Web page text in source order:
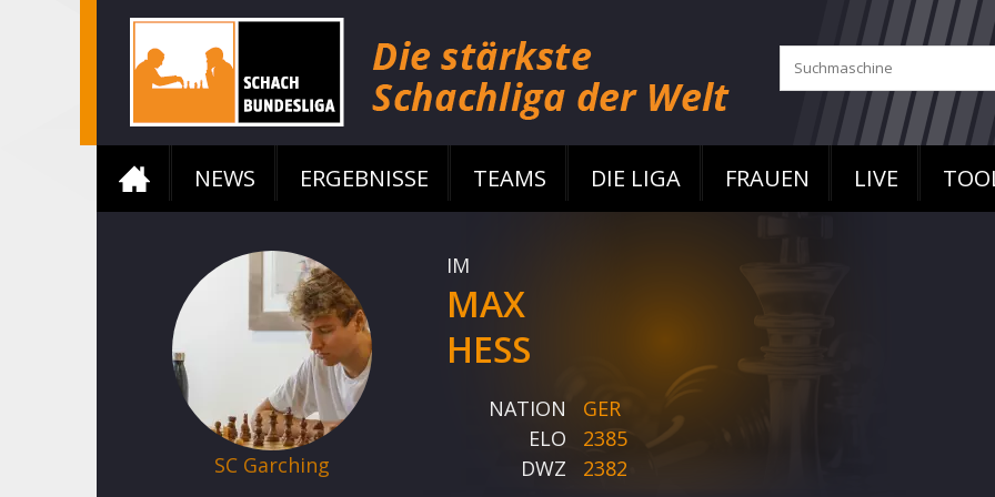
NEWS ERGEBNISSE TEAMS DIE LIGA FRAUEN LIVE
SC Garching
IM
MAX
HESS
NATION
GER
ELO
2385
DWZ
2382